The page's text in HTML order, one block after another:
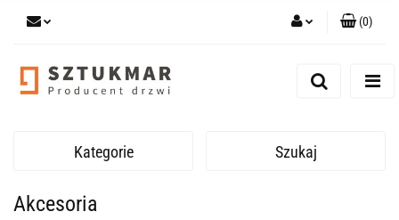
Zgody cookies
(0)
Kategorie Szukaj
Akcesoria